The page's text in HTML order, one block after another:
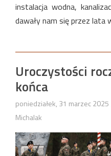
instalacja wodna,
dawały nam się przez lata
Uroczystości
końca
poniedziałek, 31 marzec
Michalak